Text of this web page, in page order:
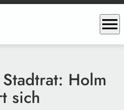
menu
Holm
sich